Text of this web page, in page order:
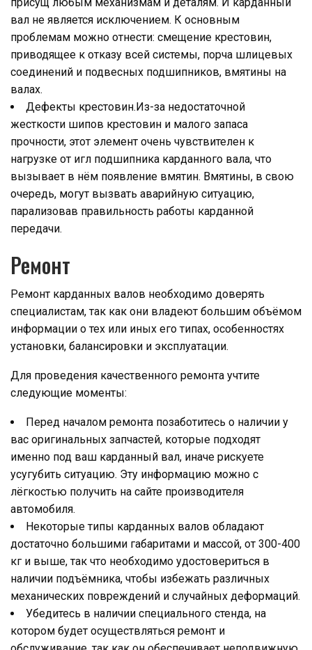
вал не является исключением. К основным
проблемам можно отнести: смещение крестовин,
приводящее к отказу всей системы, порча шлицевых
соединений и подвесных подшипников, вмятины на
валах.
Дефекты крестовин.Из-за недостаточной
жесткости шипов крестовин и малого запаса
прочности, этот элемент очень чувствителен к
нагрузке от игл подшипника карданного вала, что
вызывает в нём появление вмятин. Вмятины, в свою
очередь, могут вызвать аварийную ситуацию,
парализовав правильность работы карданной
передачи.
Ремонт
Ремонт карданных валов необходимо доверять
специалистам, так как они владеют большим объёмом
информации о тех или иных его типах, особенностях
установки, балансировки и эксплуатации.
Для проведения качественного ремонта учтите
следующие моменты:
Перед началом ремонта позаботитесь о наличии у
вас оригинальных запчастей, которые подходят
именно под ваш карданный вал, иначе рискуете
усугубить ситуацию. Эту информацию можно с
лёгкостью получить на сайте производителя
автомобиля.
Некоторые типы карданных валов обладают
достаточно большими габаритами и массой, от 300-400
кг и выше, так что необходимо удостовериться в
наличии подъёмника, чтобы избежать различных
механических повреждений и случайных деформаций.
Убедитесь в наличии специального стенда, на
котором будет осуществляться ремонт и